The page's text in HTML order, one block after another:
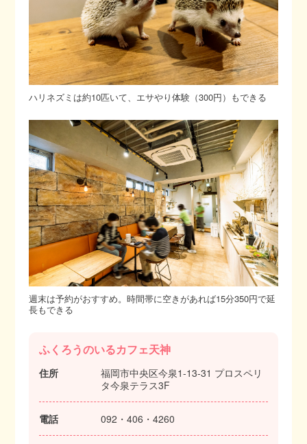
ハリネズミは約10匹いて、エサやり体験（300円）もできる
週末は予約がおすすめ。時間帯に空きがあれば15分350円で延
長もできる
ふくろうのいるカフェ天神
住所
福岡市中央区今泉1-13-31 プロスペリ
タ今泉テラス3F
電話 092・406・4260